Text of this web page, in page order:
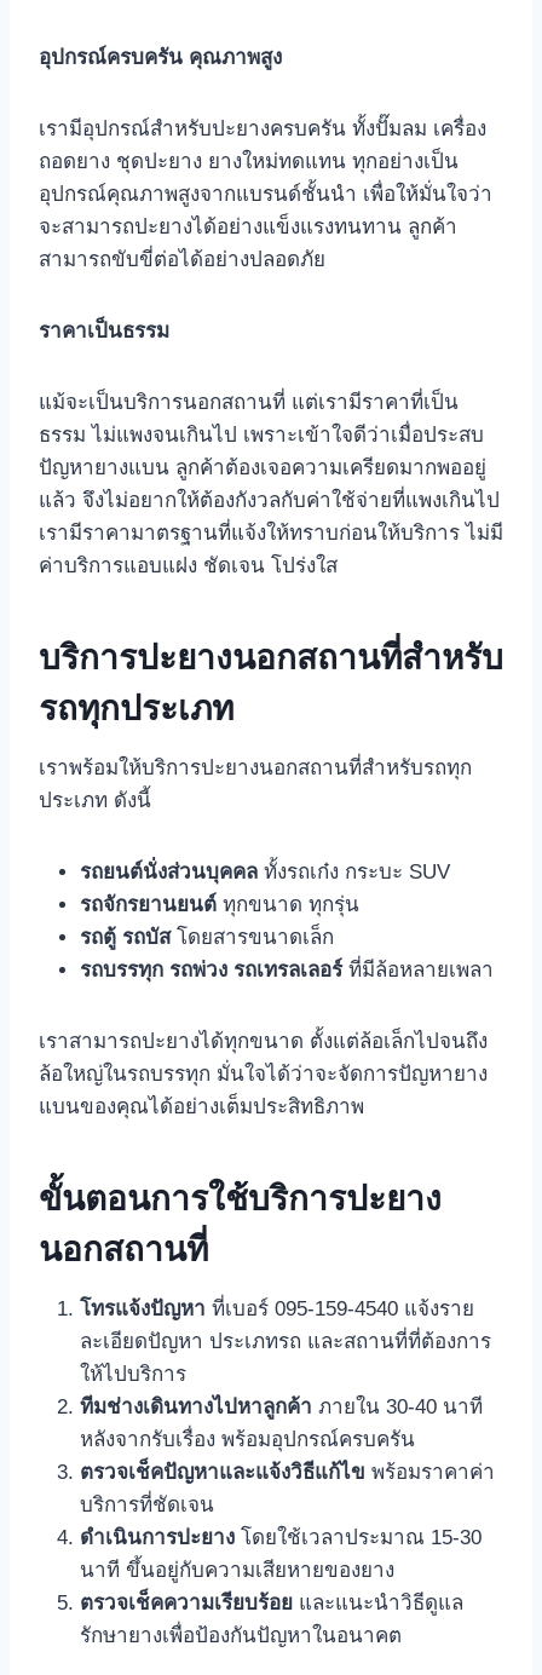
อุปกรณ์ครบครัน คุณภาพสูง
เรามีอุปกรณ์สำหรับปะยางครบครัน ทั้งปั๊มลม เครื่อง
ถอดยาง ชุดปะยาง ยางใหม่ทดแทน ทุกอย่างเป็น
อุปกรณ์คุณภาพสูงจากแบรนด์ชั้นนำ เพื่อให้มั่นใจว่า
จะสามารถปะยางได้อย่างแข็งแรงทนทาน ลูกค้า
สามารถขับขี่ต่อได้อย่างปลอดภัย
ราคาเป็นธรรม
แม้จะเป็นบริการนอกสถานที่ แต่เรามีราคาที่เป็น
ธรรม ไม่แพงจนเกินไป เพราะเข้าใจดีว่าเมื่อประสบ
ปัญหายางแบน ลูกค้าต้องเจอความเครียดมากพออยู่
แล้ว จึงไม่อยากให้ต้องกังวลกับค่าใช้จ่ายที่แพงเกินไป
เรามีราคามาตรฐานที่แจ้งให้ทราบก่อนให้บริการ ไม่มี
ค่าบริการแอบแฝง ชัดเจน โปร่งใส
บริการปะยางนอกสถานที่สำหรับ
รถทุกประเภท
เราพร้อมให้บริการปะยางนอกสถานที่สำหรับรถทุก
ประเภท ดังนี้
รถยนต์นั่งส่วนบุคคล ทั้งรถเก๋ง กระบะ SUV
รถจักรยานยนต์ ทุกขนาด ทุกรุ่น
รถตู้ รถบัสโดยสารขนาดเล็ก
รถบรรทุก รถพ่วง รถเทรลเลอร์ที่มีล้อหลายเพลา
เราสามารถปะยางได้ทุกขนาด ตั้งแต่ล้อเล็กไปจนถึง
ล้อใหญ่ในรถบรรทุก มั่นใจได้ว่าจะจัดการปัญหายาง
แบนของคุณได้อย่างเต็มประสิทธิภาพ
ขั้นตอนการใช้บริการปะยาง
นอกสถานที่
โทรแจ้งปัญหา ที่เบอร์ 095-159-4540 แจ้งราย
ละเอียดปัญหา ประเภทรถ และสถานที่ที่ต้องการ
ให้ไปบริการ
ทีมช่างเดินทางไปหาลูกค้า ภายใน 30-40 นาที
หลังจากรับเรื่อง พร้อมอุปกรณ์ครบครัน
ตรวจเช็คปัญหาและแจ้งวิธีแก้ไข พร้อมราคาค่า
บริการที่ชัดเจน
ดำเนินการปะยาง โดยใช้เวลาประมาณ 15-30
นาที ขึ้นอยู่กับความเสียหายของยาง
ตรวจเช็คความเรียบร้อย และแนะนำวิธีดูแล
รักษายางเพื่อป้องกันปัญหาในอนาคต